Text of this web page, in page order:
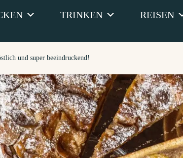
TRINKEN REISEN
und super beeindruckend!